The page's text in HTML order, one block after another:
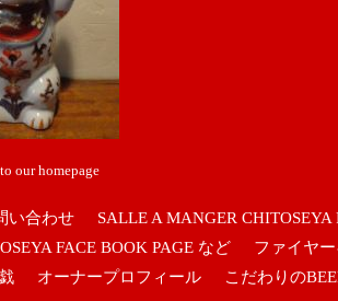
our homepage
い合わせ SALLE A MANGER CHITOSEYA
FACE BOOK PAGE など
ファイヤ
オーナープロフィール こだわりの